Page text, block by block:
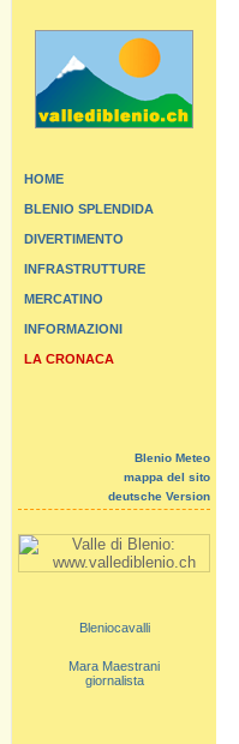
HOME
BLENIO SPLENDIDA
DIVERTIMENTO
INFRASTRUTTURE
MERCATINO
INFORMAZIONI
LA CRONACA
Blenio Meteo
mappa del sito
deutsche Version
Bleniocavalli
Mara Maestrani
giornalista